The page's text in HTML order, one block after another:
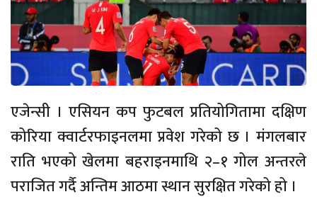
एजेन्सी । एसियन कप फुटबल प्रतियोगितामा दक्षिण
कोरिया क्वार्टरफाइनलमा प्रवेश गरेको छ । मंगलबार
राति भएको खेलमा बहराइनमाथि २–१ गोल अन्तरले
पराजित गर्दै अन्तिम आठमा स्थान सुरक्षित गरेको हो ।